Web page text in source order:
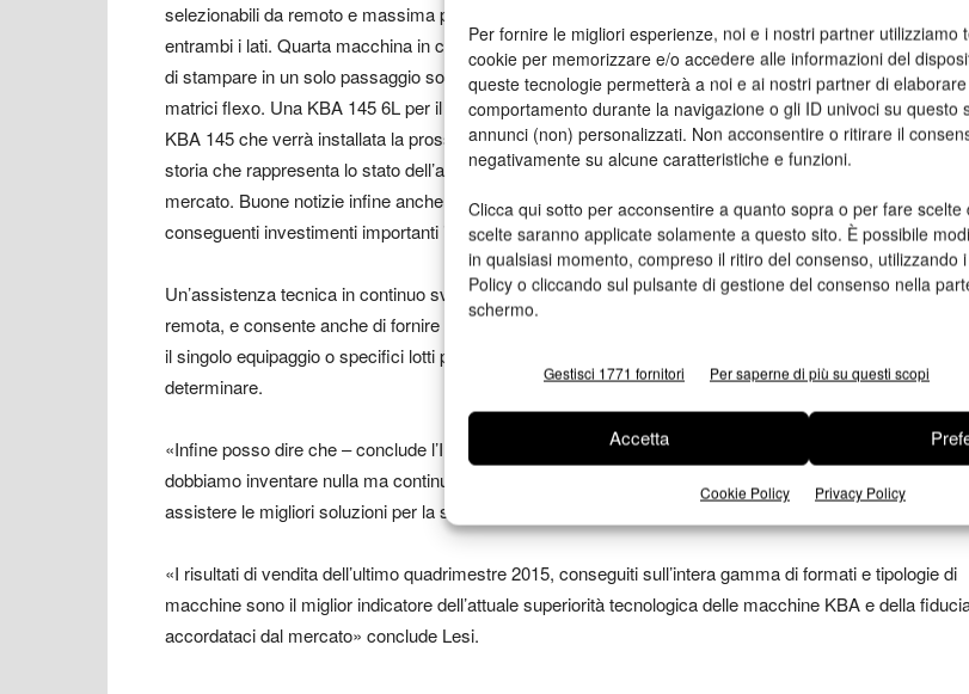
Per fornire le migliori esperienze, noi e i nostri partner utilizziamo
cookie per memorizzare e/o accedere alle informazioni del
queste tecnologie permetterà a noi e ai nostri partner di
comportamento durante la navigazione o gli ID univoci su questo
annunci (non) personalizzati. Non acconsentire o ritirare il
negativamente su alcune caratteristiche e funzioni.
Clicca qui sotto per acconsentire a quanto sopra o per fare scelte
scelte saranno applicate solamente a questo sito. È possibile
in qualsiasi momento, compreso il ritiro del consenso, utilizzando
Policy o cliccando sul pulsante di gestione del consenso nella
schermo.
Gestisci 1771 fornitori Per saperne di più su questi scopi
Accetta
Cookie Policy Privacy Policy
selezionabili da remoto e massima potenza su area diffusa a garanzia di uniforme asciugatura del foglio
entrambi i lati. Quarta macchina in configurazione “Plus One” KBA Rapida 106 6LTT+ 1L bivalente in
di stampare in un solo passaggio soggetti con verniciature lucide e opache a registro senza l’uso delle
matrici flexo. Una KBA 145 6L per il packaging e una KBA 164 5 per il settore editoriale e una splendida
KBA 145 che verrà installata la prossima primavera, la più lunga e completa macchina mai prodotta
storia che rappresenta lo stato dell’arte mondiale nel settore del packaging nel quale KBA è leader di
mercato. Buone notizie infine anche dal settore rotative che sta trovando la sua giusta dimensione con
conseguenti investimenti importanti in aziende che sono oggi modelli di efficienza e organizzazione.»
Un’assistenza tecnica in continuo sviluppo che oggi garantisce copertura 24 su 24, tramite diagnostica
remota, e consente anche di fornire analisi puntuali sulla produttività degli impianti, giungendo a
il singolo equipaggio o specifici lotti produttivi, con i vantaggi competitivi che queste informazioni possono
determinare.
«Infine posso dire che – conclude l’Ing. Lesi – grazie al lavoro svolto dal team di KBA Italia negli anni,
dobbiamo inventare nulla ma continuare a fare meglio quello che sappiamo fare bene ossia offrire e
assistere le migliori soluzioni per la stampa al mercato».
«I risultati di vendita dell’ultimo quadrimestre 2015, conseguiti sull’intera gamma di formati e tipologie di
macchine sono il miglior indicatore dell’attuale superiorità tecnologica delle macchine KBA e della
accordataci dal mercato» conclude Lesi.